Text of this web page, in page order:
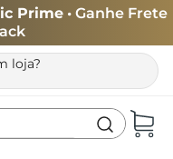
Prime • Ganhe Frete
loja?